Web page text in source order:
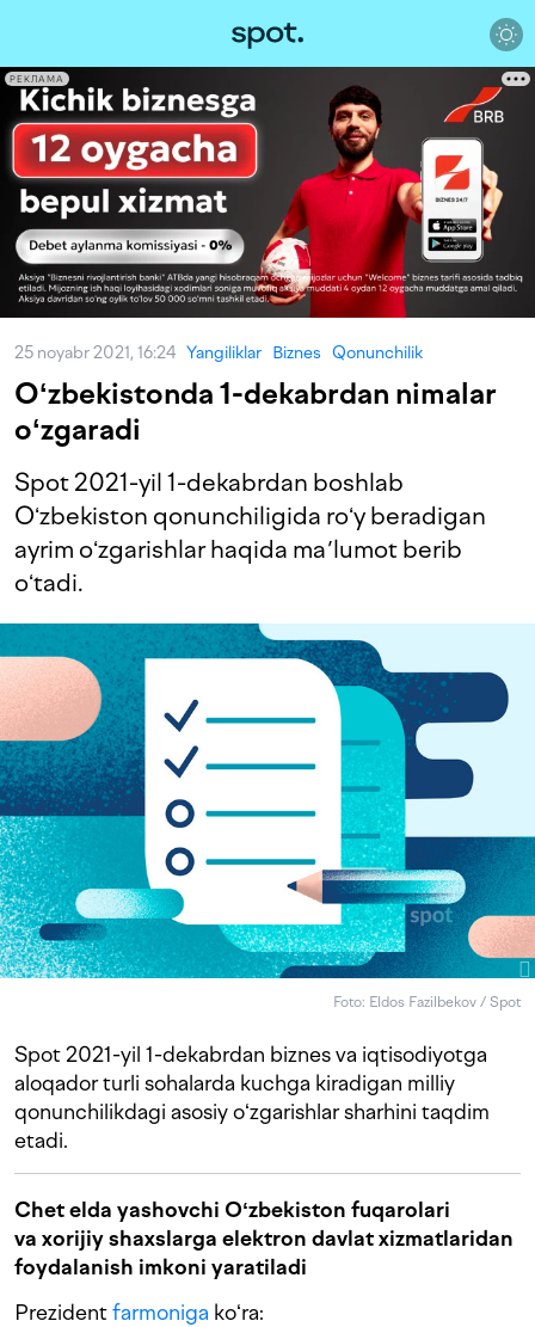
РЕКЛАМА
25 noyabr 2021, 16:24 Yangiliklar Biznes Qonunchilik
Oʻzbekistonda 1-dekabrdan nimalar
oʻzgaradi
Spot 2021-yil 1-dekabrdan boshlab
Oʻzbekiston qonunchiligida roʻy beradigan
ayrim oʻzgarishlar haqida maʼlumot berib
oʻtadi.
Foto: Eldos Fazilbekov / Spot
Spot 2021-yil 1-dekabrdan biznes va iqtisodiyotga
aloqador turli sohalarda kuchga kiradigan milliy
qonunchilikdagi asosiy oʻzgarishlar sharhini taqdim
etadi.
Chet elda yashovchi Oʻzbekiston fuqarolari
va xorijiy shaxslarga elektron davlat xizmatlaridan
foydalanish imkoni yaratiladi
Prezidentfarmoniga koʻra: